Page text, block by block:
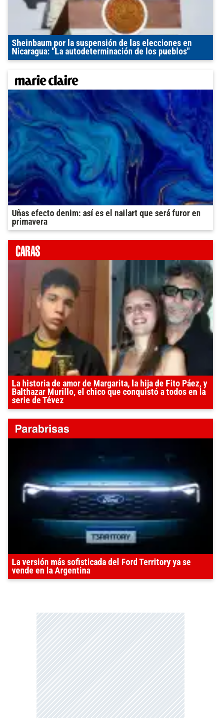
Sheinbaum por la suspensión de las elecciones en
Nicaragua: "La autodeterminación de los pueblos"
Uñas efecto denim: así es el nailart que será furor en
primavera
La historia de amor de Margarita, la hija de Fito Páez, y
Balthazar Murillo, el chico que conquistó a todos en la
serie de Tévez
La versión más sofisticada del Ford Territory ya se
vende en la Argentina